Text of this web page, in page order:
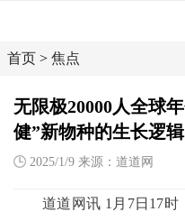
首页 > 焦点
无限极20000人全球
健”新物种的生长逻辑
2025/1/9 来源：道道网
道道网讯 1月7日17时